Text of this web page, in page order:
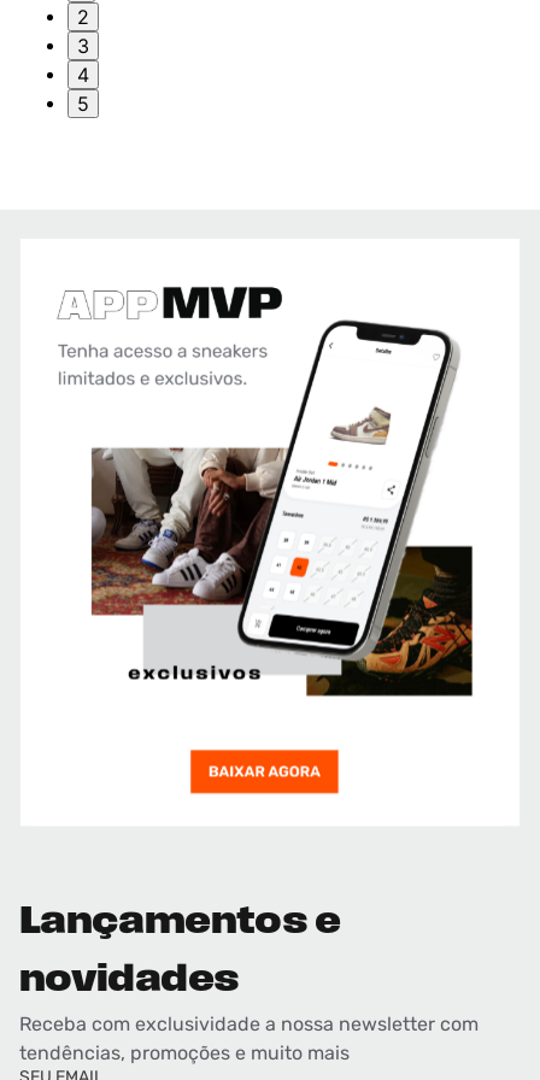
2
3
4
5
Lançamentos e
novidades
Receba com exclusividade a nossa newsletter com
tendências, promoções e muito mais